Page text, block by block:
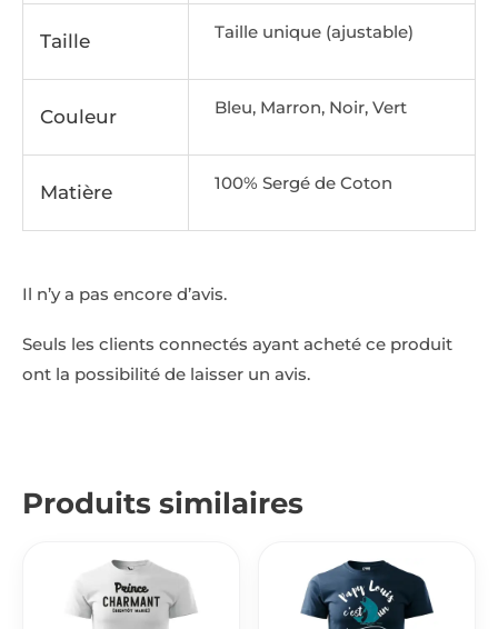
Taille Taille unique (ajustable)
Couleur Bleu, Marron, Noir, Vert
Matière 100% Sergé de Coton
Il n’y a pas encore d’avis.
Seuls les clients connectés ayant acheté ce produit
ont la possibilité de laisser un avis.
Produits similaires